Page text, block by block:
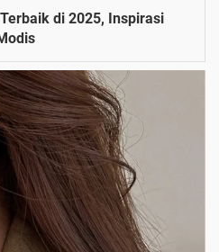
di 2025, Inspirasi